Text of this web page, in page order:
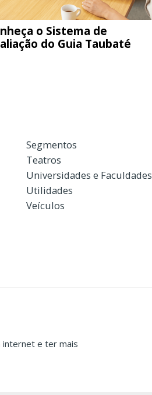
o Sistema de
do Guia Taubaté
Segmentos
Teatros
Universidades e Faculdades
Utilidades
Veículos
internet e ter mais